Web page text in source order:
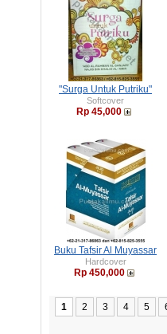
"Surga Untuk Putriku"
Softcover
Rp 45,000
Buku Tafsir Al Muyassar
Hardcover
Rp 450,000
1 2 3 4 5